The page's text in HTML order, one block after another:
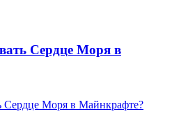
Сердце Моря в